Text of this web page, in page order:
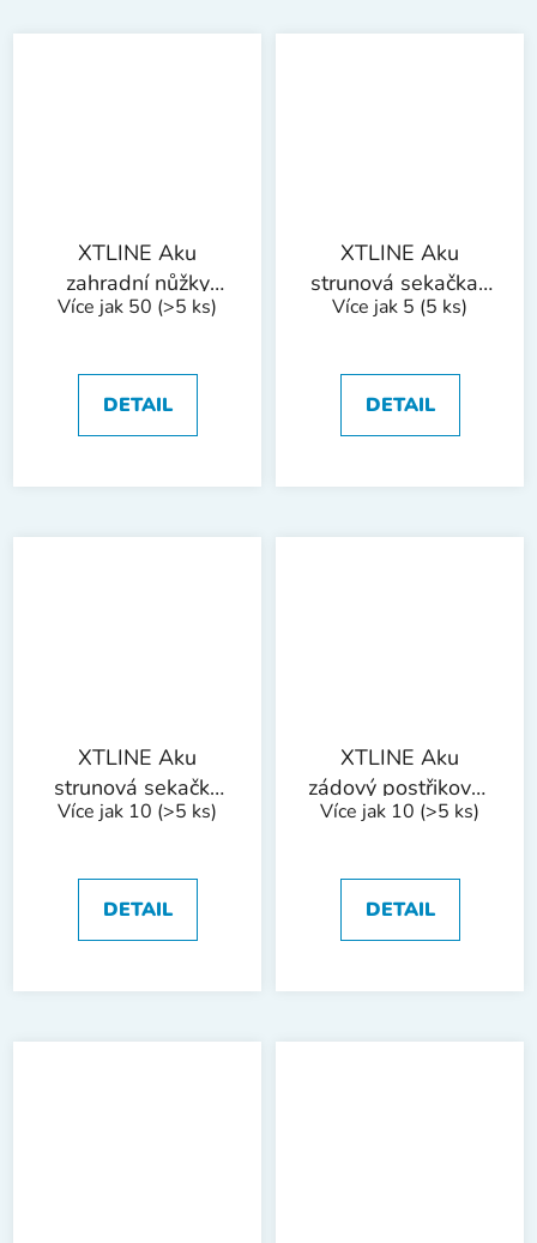
XTLINE Aku
zahradní nůžky
3v1, 18 V +
nabíječka 2.4 A
Více jak 50 (>5 ks)
DETAIL
XTLINE Aku
strunová sekačka /
křovinořez 2V1
2 baterie 4.0 Ah +
nabíječka 3.0 A
Více jak 5 (5 ks)
DETAIL
XTLINE Aku
strunová sekačka
na trávu 18 V + 1
+ nabíječka 2.4 A
Více jak 10 (>5 ks)
DETAIL
XTLINE Aku
zádový postřikovač
18 V + baterie 2.0
A
Více jak 10 (>5 ks)
DETAIL